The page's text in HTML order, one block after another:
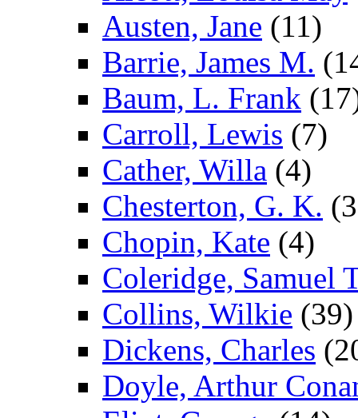
Austen, Jane (11)
Barrie, James M.
Baum, L. Frank
Carroll, Lewis (7)
Cather, Willa (4)
Chesterton, G. K.
Chopin, Kate (4)
Coleridge, Samuel
Collins, Wilkie (39)
Dickens, Charles
Doyle, Arthur